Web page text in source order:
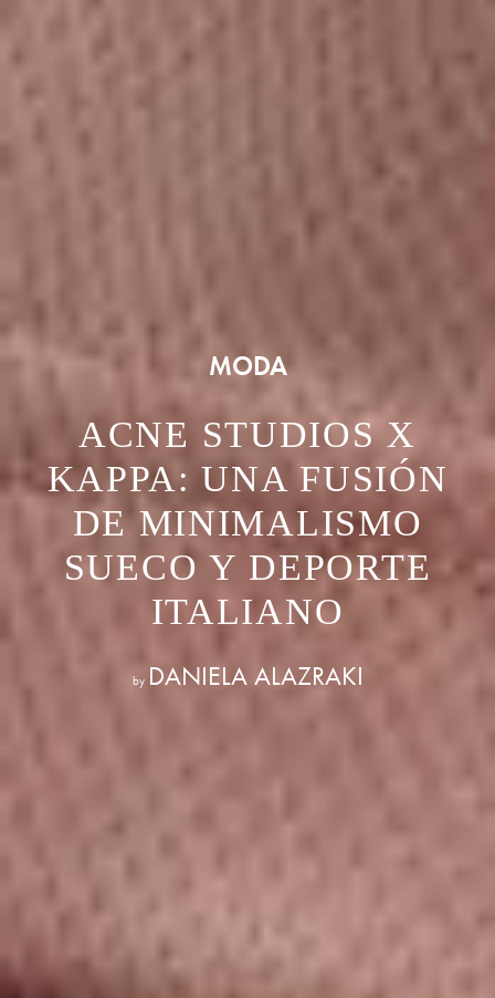
MODA
ACNE STUDIOS X
KAPPA: UNA FUSIÓN
DE MINIMALISMO
SUECO Y DEPORTE
ITALIANO
by DANIELA ALAZRAKI